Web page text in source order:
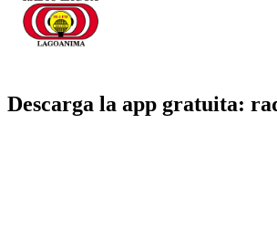
Descarga la app gratuita: